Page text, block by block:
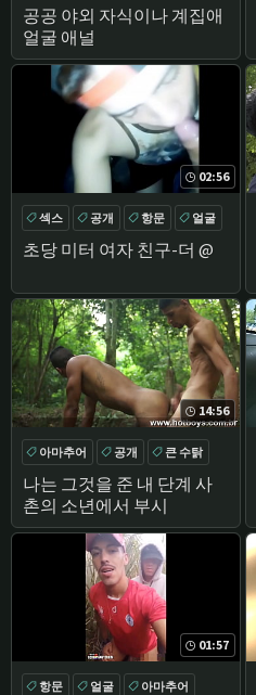
공공 야외 자식이나 계집애
얼굴 애널
02:56
초당 미터 여자 친구-더 @
섹스 공개 항문 얼굴
14:56
나는 그것을 준 내 단계 사
촌의 소년에서 부시
아마추어 공개
큰 수탉
둥
01:57
항문 얼굴
아마추어